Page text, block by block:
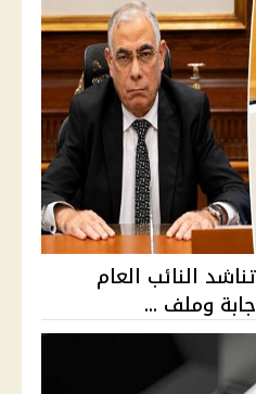
طالبة الـ4% تناشد النائب العام
وملف ...